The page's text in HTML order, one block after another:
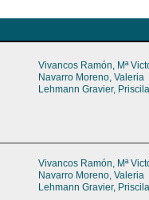
Vivancos Ramón, Mª
Navarro Moreno, Valeria
Lehmann Gravier, Priscila
Vivancos Ramón, Mª
Navarro Moreno, Valeria
Lehmann Gravier, Priscila